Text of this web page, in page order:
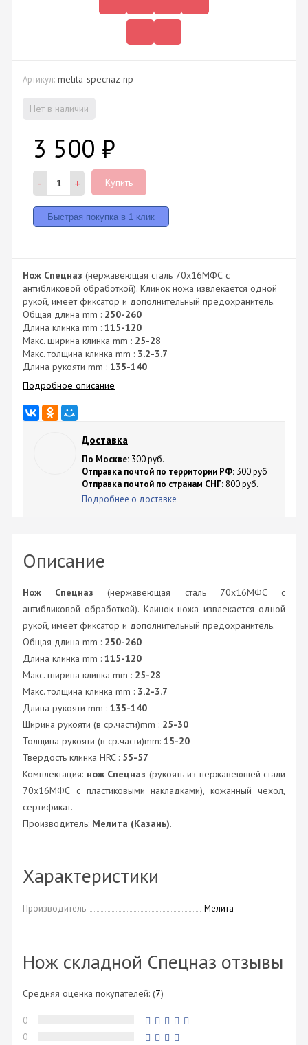
Артикул: melita-specnaz-np
Нет в наличии
3 500 ₽
- + Купить
Нож Спецназ (нержавеющая сталь 70х16МФС с
антибликовой обработкой). Клинок ножа извлекается одной
рукой, имеет фиксатор и дополнительный предохранитель.
Общая длина mm : 250-260
Длина клинка mm : 115-120
Макс. ширина клинка mm : 25-28
Макс. толщина клинка mm : 3.2-3.7
Длина рукояти mm : 135-140
Подробное описание
Доставка
По Москве: 300 руб.
Отправка почтой по территории РФ: 300 руб
Отправка почтой по странам СНГ: 800 руб.
Подробнее о доставке
Описание
Нож Спецназ (нержавеющая сталь 70х16МФС с
антибликовой обработкой). Клинок ножа извлекается одной
рукой, имеет фиксатор и дополнительный предохранитель.
Общая длина mm : 250-260
Длина клинка mm : 115-120
Макс. ширина клинка mm : 25-28
Макс. толщина клинка mm : 3.2-3.7
Длина рукояти mm : 135-140
Ширина рукояти (в ср.части)mm : 25-30
Толщина рукояти (в ср.части)mm: 15-20
Твердость клинка HRC : 55-57
Комплектация: нож Спецназ (рукоять из нержавеющей стали
70х16МФС с пластиковыми накладками), кожанный чехол,
сертификат.
Производитель: Мелита (Казань).
Характеристики
Производитель Мелита
Нож складной Спецназ отзывы
Средняя оценка покупателей: (7)
0
0